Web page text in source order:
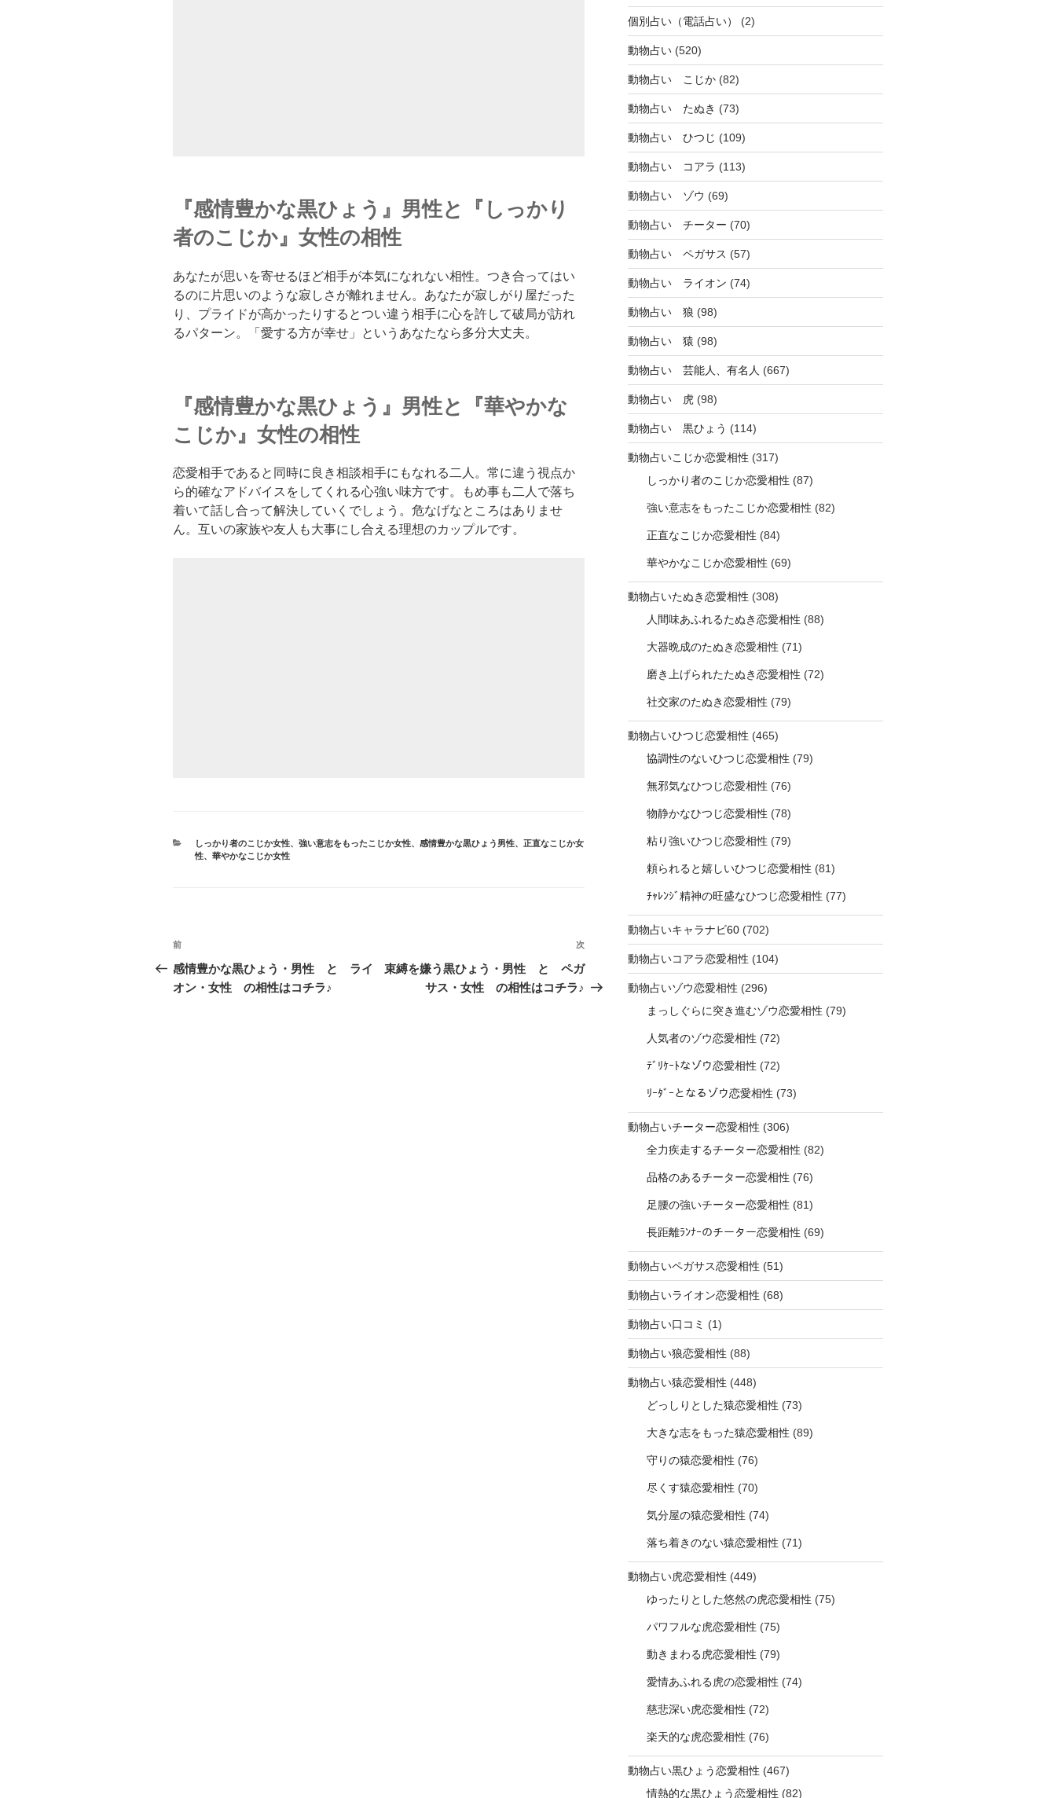
『感情豊かな黒ひょう』男性と『しっかり
者のこじか』女性の相性
あなたが思いを寄せるほど相手が本気になれない相性。つき合ってはい
るのに片思いのような寂しさが離れません。あなたが寂しがり屋だった
り、プライドが高かったりするとつい違う相手に心を許して破局が訪れ
るパターン。「愛する方が幸せ」というあなたなら多分大丈夫。
『感情豊かな黒ひょう』男性と『華やかな
こじか』女性の相性
恋愛相手であると同時に良き相談相手にもなれる二人。常に違う視点か
ら的確なアドバイスをしてくれる心強い味方です。もめ事も二人で落ち
着いて話し合って解決していくでしょう。危なげなところはありませ
ん。互いの家族や友人も大事にし合える理想のカップルです。
カ
テ
しっかり者のこじか女性、 強い意志をもったこじか女性、 感情豊かな黒ひょう男性、
正直なこじか女
性、 華やかなこじか女性
投
稿
ナ
前
の
投
前
感情豊かな黒ひょう・男性 と ライ
オン・女性 の相性はコチラ♪
次
の
投
次
束縛を嫌う黒ひょう・男性 と ペガ
サス・女性 の相性はコチラ♪
個別占い（電話占い） (2)
動物占い(520)
動物占い こじか(82)
動物占い たぬき (73)
動物占い ひつじ (109)
動物占い コアラ (113)
動物占い ゾウ (69)
動物占い チーター (70)
動物占い ペガサス (57)
動物占い ライオン (74)
動物占い 狼 (98)
動物占い 猿 (98)
動物占い 芸能人、有名人 (667)
動物占い 虎(98)
動物占い 黒ひょう (114)
動物占いこじか恋愛相性 (317)
しっかり者のこじか恋愛相性 (87)
強い意志をもったこじか恋愛相性 (82)
正直なこじか恋愛相性 (84)
華やかなこじか恋愛相性 (69)
動物占いたぬき恋愛相性 (308)
人間味あふれるたぬき恋愛相性 (88)
大器晩成のたぬき恋愛相性 (71)
磨き上げられたたぬき恋愛相性 (72)
社交家のたぬき恋愛相性 (79)
動物占いひつじ恋愛相性 (465)
協調性のないひつじ恋愛相性 (79)
無邪気なひつじ恋愛相性 (76)
物静かなひつじ恋愛相性 (78)
粘り強いひつじ恋愛相性 (79)
頼られると嬉しいひつじ恋愛相性 (81)
ﾁｬﾚﾝｼﾞ精神の旺盛なひつじ恋愛相性 (77)
動物占いキャラナビ60(702)
動物占いコアラ恋愛相性 (104)
動物占いゾウ恋愛相性 (296)
まっしぐらに突き進むゾウ恋愛相性 (79)
人気者のゾウ恋愛相性 (72)
ﾃﾞﾘｹｰﾄなゾウ恋愛相性 (72)
ﾘｰﾀﾞｰとなるゾウ恋愛相性 (73)
動物占いチーター恋愛相性 (306)
全力疾走するチーター恋愛相性 (82)
品格のあるチーター恋愛相性 (76)
足腰の強いチーター恋愛相性 (81)
長距離ﾗﾝﾅｰのチーター恋愛相性 (69)
動物占いペガサス恋愛相性 (51)
動物占いライオン恋愛相性 (68)
動物占い口コミ (1)
動物占い狼恋愛相性 (88)
動物占い猿恋愛相性 (448)
どっしりとした猿恋愛相性 (73)
大きな志をもった猿恋愛相性 (89)
守りの猿恋愛相性 (76)
尽くす猿恋愛相性 (70)
気分屋の猿恋愛相性 (74)
落ち着きのない猿恋愛相性 (71)
動物占い虎恋愛相性 (449)
ゆったりとした悠然の虎恋愛相性 (75)
パワフルな虎恋愛相性 (75)
動きまわる虎恋愛相性 (79)
愛情あふれる虎の恋愛相性 (74)
慈悲深い虎恋愛相性 (72)
楽天的な虎恋愛相性 (76)
動物占い黒ひょう恋愛相性 (467)
情熱的な黒ひょう恋愛相性 (82)